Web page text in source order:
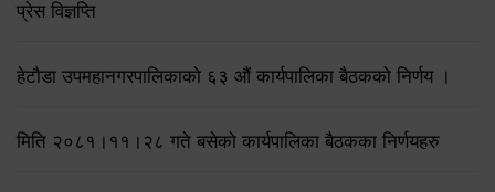
प्रेस विज्ञप्ति
हेटौडा उपमहानगरपालिकाको ६३ औं कार्यपालिका बैठकको निर्णय ।
मिति २०८१।११।२८ गते बसेको कार्यपालिका बैठकका निर्णयहरु